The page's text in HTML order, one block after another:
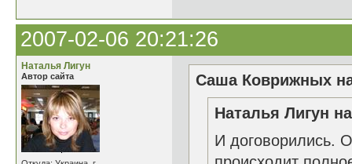
2007-02-06 20:21:26
Наталья Лигун
Автор сайта
Саша Коврижных
Наталья Лигун
И договорились.